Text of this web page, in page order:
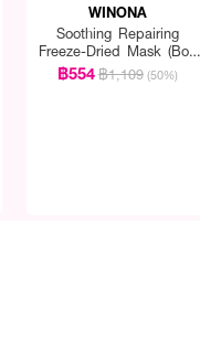
WINONA
Soothing Repairing
Freeze-Dried Mask (Box
/ 6 pcs.)
฿554฿1,109 (50%)